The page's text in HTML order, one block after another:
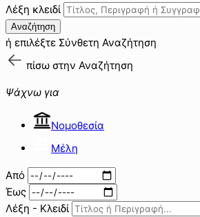
Λέξη κλειδί
Αναζήτηση
ή επιλέξτε Σύνθετη Αναζήτηση
πίσω στην Αναζήτηση
Ψάχνω για
Νομοθεσία
Μέλη
Από
Έως
Λέξη - Κλειδί